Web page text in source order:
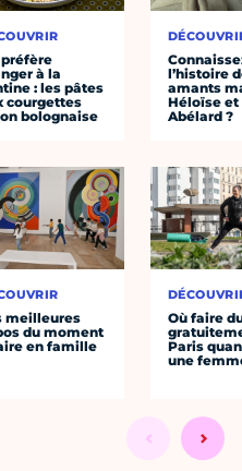
préfère
à la
: les pâtes
courgettes
bolognaise
meilleures
du moment
en famille
l’histoire
amants
Héloïse et
Abélard ?
Où faire
Paris
une